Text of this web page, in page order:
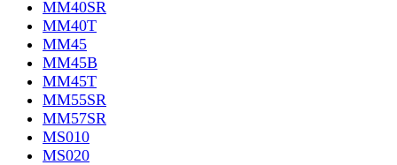
MM40SR
MM40T
MM45
MM45B
MM45T
MM55SR
MM57SR
MS010
MS020